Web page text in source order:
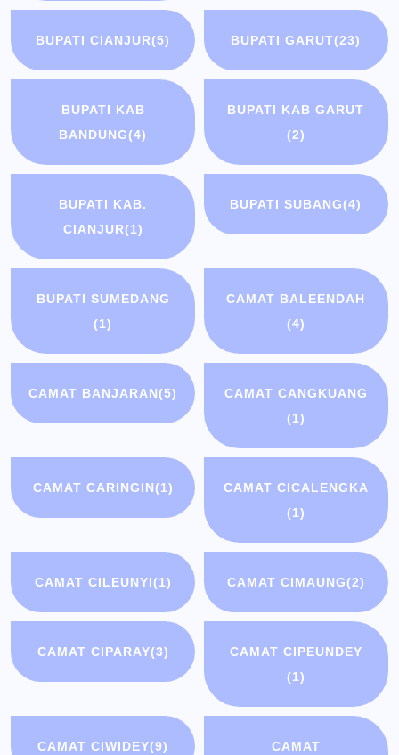
BUPATI CIANJUR(5) BUPATI GARUT(23)
BUPATI KAB
BANDUNG(4)
BUPATI KAB GARUT
(2)
BUPATI KAB.
CIANJUR(1)
BUPATI SUBANG(4)
BUPATI SUMEDANG
(1)
CAMAT BALEENDAH
(4)
CAMAT BANJARAN(5)
CAMAT CANGKUANG
(1)
CAMAT CARINGIN(1)
CAMAT CICALENGKA
(1)
CAMAT CILEUNYI(1) CAMAT CIMAUNG(2)
CAMAT CIPARAY(3)
CAMAT CIPEUNDEY
(1)
CAMAT CIWIDEY(9)
CAMAT